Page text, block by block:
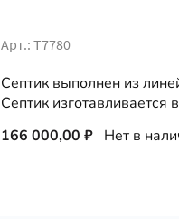
Арт.: Т7780
Септик выполнен из
Септик изготавливается
166 000,00 ₽ Нет в